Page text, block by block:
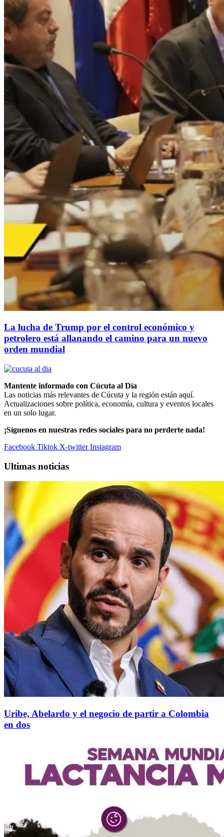
La lucha de Trump por el control económico y
petrolero está allanando el camino para un nuevo
orden mundial
Mantente informado con Cúcuta al Día
Las noticias más relevantes de Cúcuta y la región están aquí.
Actualizaciones sobre política, economía, cultura y eventos locales
en un solo lugar.
¡Síguenos en nuestras redes sociales para no perderte nada!
Facebook Tiktok X-twitter Instagram
Ultimas noticias
Uribe, Abelardo y el negocio de partir a Colombia
en dos